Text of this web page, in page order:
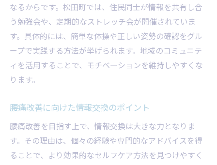
なるからです。松田町では、住民同士が情報を共有し合
う勉強会や、定期的なストレッチ会が開催されていま
す。具体的には、簡単な体操や正しい姿勢の確認をグル
ープで実践する方法が挙げられます。地域のコミュニテ
ィを活用することで、モチベーションを維持しやすくな
ります。
腰痛改善に向けた情報交換のポイント
腰痛改善を目指す上で、情報交換は大きな力となりま
す。その理由は、個々の経験や専門的なアドバイスを得
ることで、より効果的なセルフケア方法を見つけやすく